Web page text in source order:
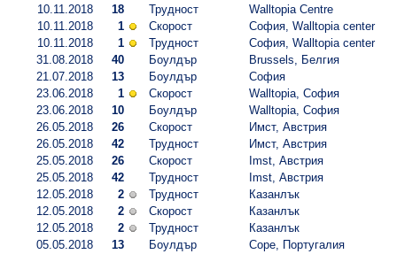
10.11.2018
18 Трудност
Walltopia Centre
10.11.2018
1 Скорост
София, Walltopia center
10.11.2018
1 Трудност
София, Walltopia center
31.08.2018
40 Боулдър
Brussels, Белгия
21.07.2018
13 Боулдър
София
23.06.2018
1 Скорост
Walltopia, София
23.06.2018
10 Боулдър
Walltopia, София
26.05.2018
26 Скорост
Имст, Австрия
26.05.2018
42 Трудност
Имст, Австрия
25.05.2018
26 Скорост
Imst, Австрия
25.05.2018
42 Трудност
Imst, Австрия
12.05.2018
2 Трудност
Казанлък
12.05.2018
2 Скорост
Казанлък
12.05.2018
2 Трудност
Казанлък
05.05.2018
13 Боулдър
Соре, Португалия